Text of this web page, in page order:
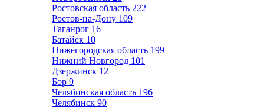
Ростовская область 222
Ростов-на-Дону 109
Таганрог 16
Батайск 10
Нижегородская область 199
Нижний Новгород 101
Дзержинск 12
Бор 9
Челябинская область 196
Челябинск 90